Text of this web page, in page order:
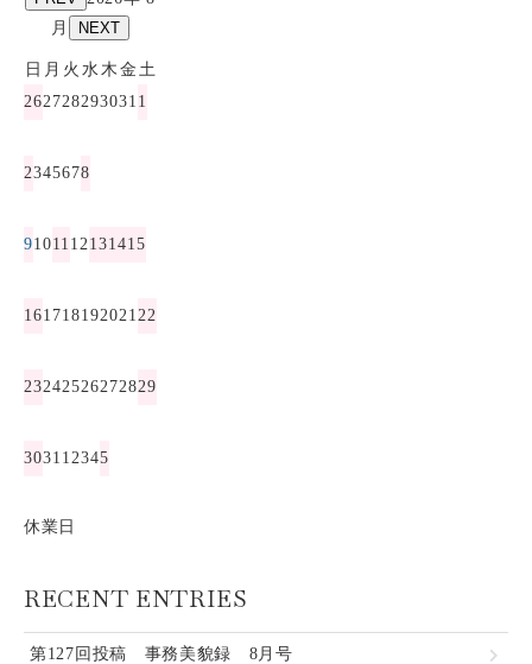
月
NEXT
日 月 火 水木 金 土
262728293031 1
2345678
91011 12131415
16171819202122
23242526272829
3031 12345
休業日
RECENT ENTRIES
第127回投稿 事務美貌録 8月号